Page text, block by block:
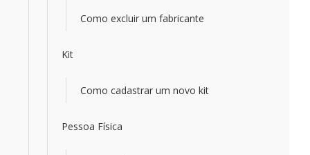
Como excluir um fabricante
Kit
Como cadastrar um novo kit
Pessoa Física